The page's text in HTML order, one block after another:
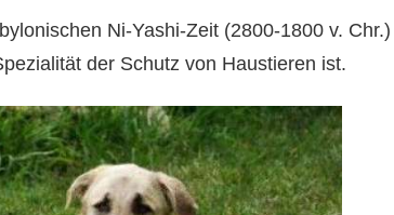
Ni-Yashi-Zeit (2800-1800 v.
der Schutz von Haustieren ist.